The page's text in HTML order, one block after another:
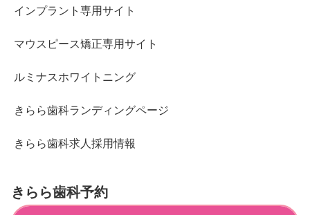
インプラント専用サイト
マウスピース矯正専用サイト
ルミナスホワイトニング
きらら歯科ランディングページ
きらら歯科求人採用情報
きらら歯科予約